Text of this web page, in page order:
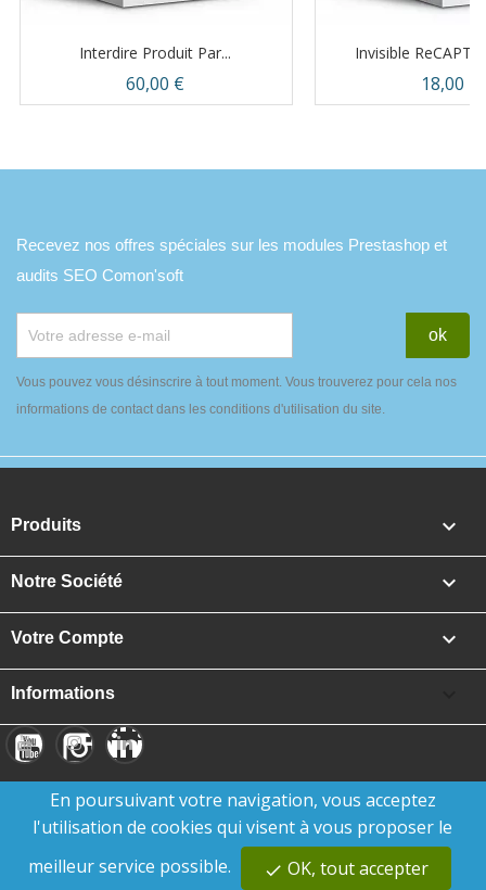
Interdire Produit Par...
Prix
60,00 €
Invisible
Prix
18,00 €
Recevez nos offres spéciales sur les modules Prestashop et
audits SEO Comon'soft
Vous pouvez vous désinscrire à tout moment. Vous trouverez pour cela nos
informations de contact dans les conditions d'utilisation du site.
Produits 
Notre Société 
Votre Compte 
Informations
En poursuivant votre navigation, vous acceptez
l'utilisation de cookies qui visent à vous proposer le
meilleur service possible.
check OK, tout accepter